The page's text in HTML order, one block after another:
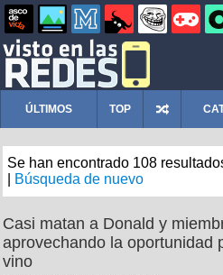
ÚLTIMOS TOP
Se han encontrado 108
Búsqueda de nuevo
Casi matan a Donald y
aprovechando la oportunidad
vino